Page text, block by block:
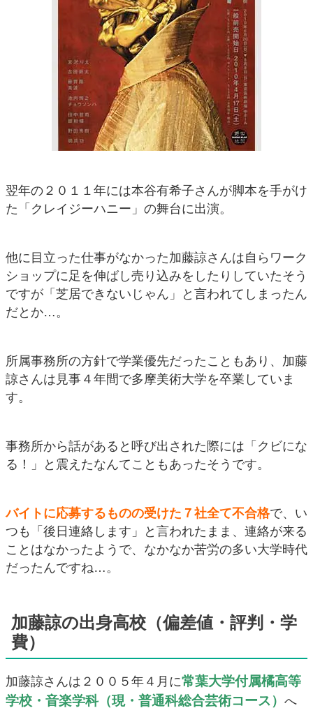
翌年の２０１１年には本谷有希子さんが脚本を手がけ
た「クレイジーハニー」の舞台に出演。
他に目立った仕事がなかった加藤諒さんは自らワーク
ショップに足を伸ばし売り込みをしたりしていたそう
ですが「芝居できないじゃん」と言われてしまったん
だとか…。
所属事務所の方針で学業優先だったこともあり、加藤
諒さんは見事４年間で多摩美術大学を卒業していま
す。
事務所から話があると呼び出された際には「クビにな
る！」と震えたなんてこともあったそうです。
バイトに応募するものの受けた７社全て不合格で、い
つも「後日連絡します」と言われたまま、連絡が来る
ことはなかったようで、なかなか苦労の多い大学時代
だったんですね…。
加藤諒の出身高校（偏差値・評判・学
費）
加藤諒さんは２００５年４月に常葉大学付属橘高等
学校・音楽学科（現・普通科総合芸術コース） へ